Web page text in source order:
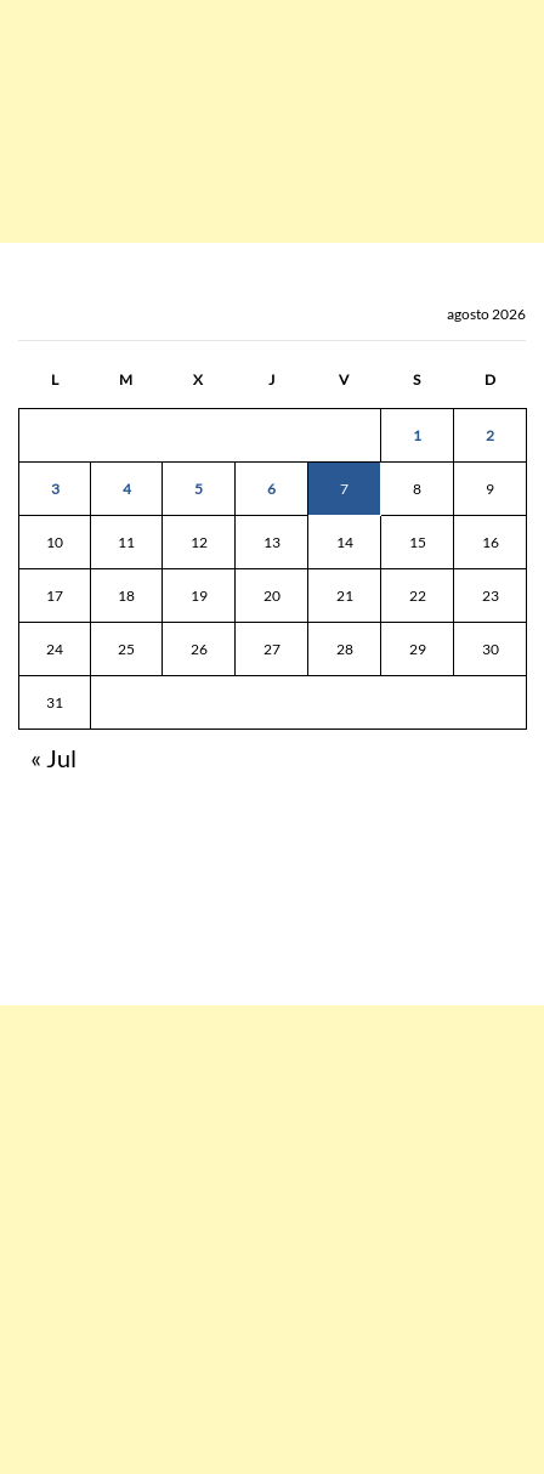
agosto 2026
L M X J V S D
1 2
3 4 5 6 7 8 9
10 11 12 13 14 15 16
17 18 19 20 21 22 23
24 25 26 27 28 29 30
31
« Jul